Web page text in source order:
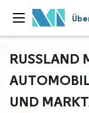
RUSSLAND
ND